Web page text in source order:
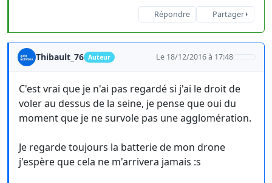
Répondre Partager
Thibault_76 Auteur Le 18/12/2016 à 17:48
C'est vrai que je n'ai pas regardé si j'ai le droit de
voler au dessus de la seine, je pense que oui du
moment que je ne survole pas une agglomération.
Je regarde toujours la batterie de mon drone
j'espère que cela ne m'arrivera jamais :s